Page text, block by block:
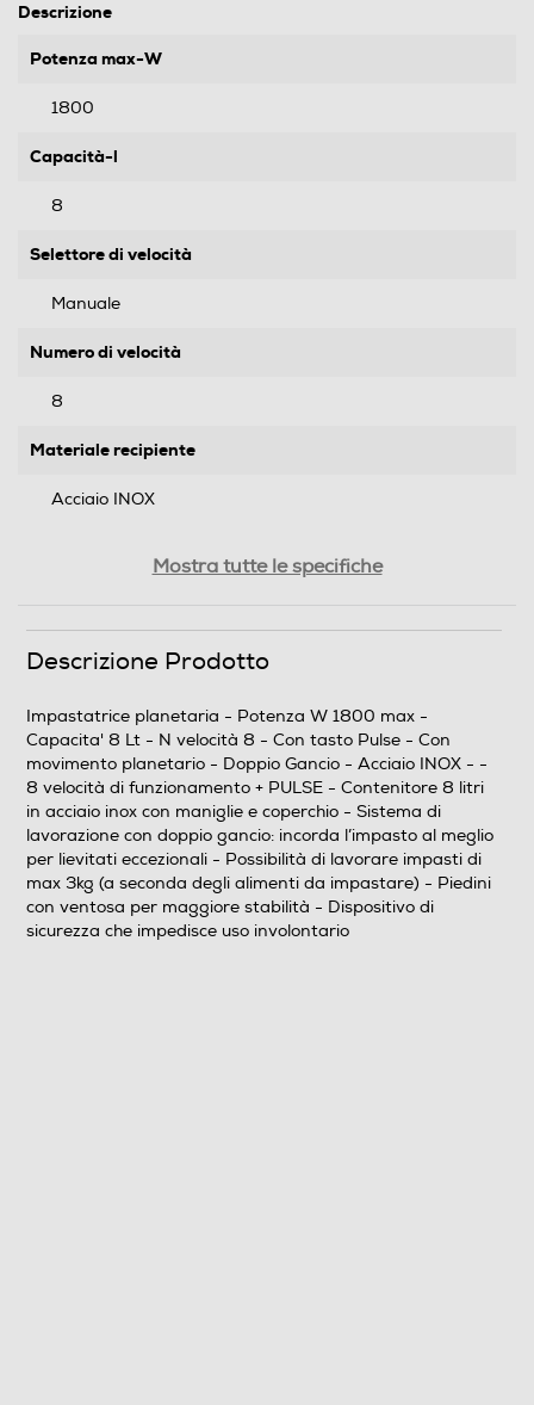
Descrizione
Potenza max-W
1800
Capacità-l
8
Selettore di velocità
Manuale
Numero di velocità
8
Materiale recipiente
Acciaio INOX
Numero di fruste
1
Altre descrizioni strutturali
- 8 velocità di funzionamento + PULSE - Contenitore 8
litri in acciaio inox con maniglie e coperchio - Sistema di
lavorazione con doppio gancio: incorda l’impasto al
Mostra tutte le specifiche
Descrizione Prodotto
Impastatrice planetaria - Potenza W 1800 max -
Capacita' 8 Lt - N velocità 8 - Con tasto Pulse - Con
movimento planetario - Doppio Gancio - Acciaio INOX - -
8 velocità di funzionamento + PULSE - Contenitore 8 litri
in acciaio inox con maniglie e coperchio - Sistema di
lavorazione con doppio gancio: incorda l’impasto al meglio
per lievitati eccezionali - Possibilità di lavorare impasti di
max 3kg (a seconda degli alimenti da impastare) - Piedini
con ventosa per maggiore stabilità - Dispositivo di
sicurezza che impedisce uso involontario